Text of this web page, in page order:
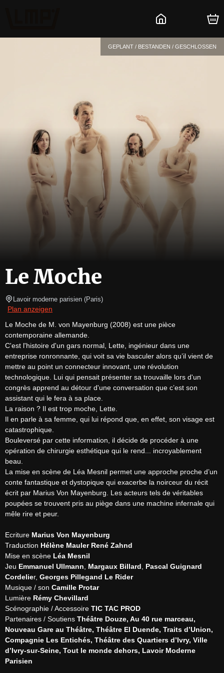
GEPLANT / BESTANDEN / GESCHLOSSEN
Le Moche
Lavoir moderne parisien (Paris)
Plan anzeigen
Le Moche de M. von Mayenburg (2008) est une pièce
contemporaine allemande.
C'est l'histoire d'un gars normal, Lette, ingénieur dans une
entreprise ronronnante, qui voit sa vie basculer alors qu’il vient de
mettre au point un connecteur innovant, une révolution
technologique. Lui qui pensait présenter sa trouvaille lors d'un
congrès apprend au détour d'une conversation que c’est son
assistant qui le fera à sa place.
La raison ? Il est trop moche, Lette.
Il en parle à sa femme, qui lui répond que, en effet, son visage est
catastrophique.
Bouleversé par cette information, il décide de procéder à une
opération de chirurgie esthétique qui le rend... incroyablement
beau.
La mise en scène de Léa Mesnil permet une approche proche d’un
conte fantastique et dystopique qui exacerbe la noirceur du récit
écrit par Marius Von Mayenburg. Les acteurs tels de véritables
poupées se trouvent pris au piège dans une machine infernale qui
mêle rire et peur.
Ecriture Marius Von Mayenburg
Traduction Hélène Mauler René Zahnd
Mise en scène Léa Mesnil
Jeu Emmanuel Ullmann Margaux Billard
Pascal Guignard
Cordelier, Georges Pillegand Le Rider
Musique / son Camille Protar
Lumière Rémy Chevillard
Scénographie / Accessoire TIC TAC PROD
Partenaires / Soutiens Théâtre Douze, Au 40 rue marceau,
Nouveau Gare au Théâtre, Théâtre El Duende, Traits d’Union,
Compagnie Les Entichés, Théâtre des Quartiers d’Ivry, Ville
d’Ivry-sur-Seine, Tout le monde dehors, Lavoir Moderne
Parisien